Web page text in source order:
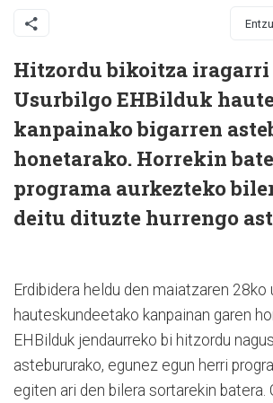
Hitzordu bikoitza iragarri
Usurbilgo EHBilduk
kanpainako bigarren
honetarako. Horrekin
programa aurkezteko
deitu dituzte hurrengo
Erdibidera heldu den maiatzaren 28ko
hauteskundeetako kanpainan garen
EHBilduk jendaurreko bi hitzordu
astebururako, egunez egun herri
egiten ari den bilera sortarekin batera.